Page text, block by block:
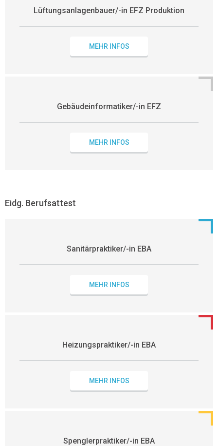
Lüftungsanlagenbauer/-in EFZ Produktion
MEHR INFOS
Gebäudeinformatiker/-in EFZ
MEHR INFOS
Eidg. Berufsattest
Sanitärpraktiker/-in EBA
MEHR INFOS
Heizungspraktiker/-in EBA
MEHR INFOS
Spenglerpraktiker/-in EBA